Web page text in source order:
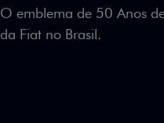
Teto bicolor, adesivos
uma identidade visual